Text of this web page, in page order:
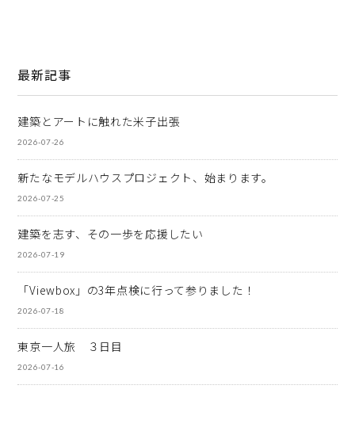
最新記事
建築とアートに触れた米子出張
2026-07-26
新たなモデルハウスプロジェクト、始まります。
2026-07-25
建築を志す、その一歩を応援したい
2026-07-19
「Viewbox」の3年点検に行って参りました！
2026-07-18
東京一人旅 ３日目
2026-07-16